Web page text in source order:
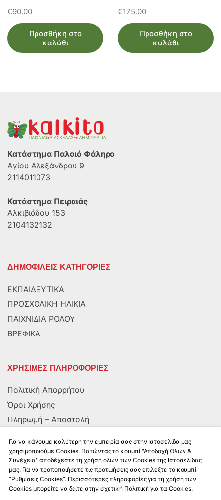
€90.00
Προσθήκη στο
καλάθι
€175.00
Προσθήκη στο
καλάθι
Κατάστημα Παλαιό Φάληρο
Αγίου Αλεξάνδρου 9
2114011073
Κατάστημα Πειραιάς
Αλκιβιάδου 153
2104132132
ΔΗΜΟΦΙΛΕΙΣ ΚΑΤΗΓΟΡΙΕΣ
ΕΚΠΑΙΔΕΥΤΙΚΑ
ΠΡΟΣΧΟΛΙΚΗ ΗΛΙΚΙΑ
ΠΑΙΧΝΙΔΙΑ ΡΟΛΟΥ
ΒΡΕΦΙΚΑ
ΧΡΗΣΙΜΕΣ ΠΛΗΡΟΦΟΡΙΕΣ
Πολιτική Απορρήτου
Όροι Χρήσης
Πληρωμή – Αποστολή
ΑΚΟΛΟΥΘΗΣΤΕ ΜΑΣ
Για να κάνουμε καλύτερη την εμπειρία σας στην Ιστοσελίδα μας
χρησιμοποιούμε Cookies. Πατώντας το κουμπί "Αποδοχή Όλων &
Συνέχεια" αποδέχεστε τη χρήση όλων των Cookies της Ιστοσελίδας
μας. Για να τροποποιήσετε τις προτιμήσεις σας επιλέξτε το κουμπί
“Ρυθμίσεις Cookies”. Περισσότερες πληροφορίες για τη χρήση των
Cookies μπορείτε να δείτε στην σχετική Πολιτική για τα Cookies.